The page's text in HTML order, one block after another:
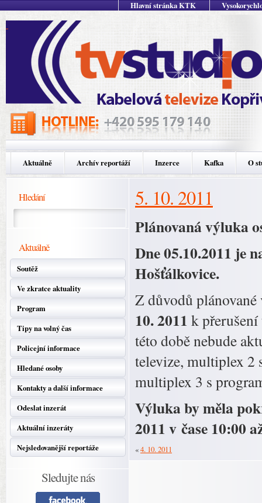
Hlavní stránka KTK
Aktuálně Archív reportáží Inzerce Kafka O
Hledání
Aktuálně
Soutěž
Ve zkratce aktuality
Program
Tipy na volný čas
Policejní informace
Hledané osoby
Kontakty a další informace
Odeslat inzerát
Aktuální inzeráty
Nejsledovanější reportáže
Sledujte nás
5. 10. 2011
Plánovaná výluka
Dne 05.10.2011 je
Hošťálkovice.
Z důvodů
10. 2011 k přerušení
této době nebude
televize, multiplex 2
multiplex 3 s
Výluka by měla
2011 v čase 10:00
«4. 10. 2011